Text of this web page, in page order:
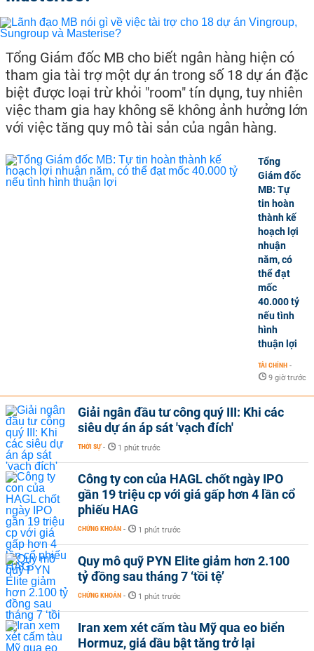
Tổng Giám đốc MB cho biết ngân hàng hiện có
tham gia tài trợ một dự án trong số 18 dự án đặc
biệt được loại trừ khỏi "room" tín dụng, tuy nhiên
việc tham gia hay không sẽ không ảnh hưởng lớn
với việc tăng quy mô tài sản của ngân hàng.
Tổng
Giám đốc
MB: Tự
tin hoàn
thành kế
hoạch lợi
nhuận
năm, có
thể đạt
mốc
40.000 tỷ
nếu tình
hình
thuận lợi
TÀI CHÍNH -
9 giờ trước
Giải ngân đầu tư công quý III: Khi các
siêu dự án áp sát 'vạch đích'
THỜI SỰ - 1 phút trước
Công ty con của HAGL chốt ngày IPO
gần 19 triệu cp với giá gấp hơn 4 lần cổ
phiếu HAG
CHỨNG KHOÁN - 1 phút trước
Quy mô quỹ PYN Elite giảm hơn 2.100
tỷ đồng sau tháng 7 ‘tồi tệ’
CHỨNG KHOÁN - 1 phút trước
Iran xem xét cấm tàu Mỹ qua eo biển
Hormuz, giá dầu bật tăng trở lại